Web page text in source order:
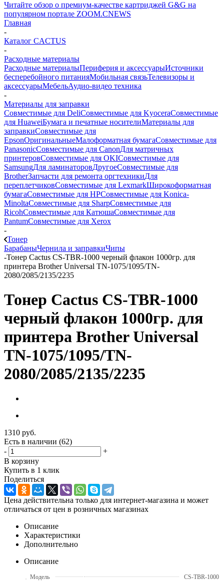
Читайте обзор о премиум-качестве картриджей G&G на
популярном портале ZOOM.CNEWS
Главная
-
Каталог CACTUS
-
Расходные материалы
Расходные материалыПериферия и аксессуарыИсточники
бесперебойного питанияМобильная связьТелевизоры и
аксессуарыМебельАудио-видео техника
-
Материалы для заправки
Совместимые для DeliСовместимые для KyoceraСовместимые
для HuaweiБумага и печатные носителиМатериалы для
заправкиСовместимые для
EpsonОригинальныеМалоформатная бумагаСовместимые для
PanasonicСовместимые для CanonДля матричных
принтеровСовместимые для OKIСовместимые для
SamsungДля ламинаторовДругоеСовместимые для
BrotherЗапчасти для ремонта оргтехникиДля
переплетчиковСовместимые для LexmarkШирокоформатная
бумагаСовместимые для HPСовместимые для Konica-
MinoltaСовместимые для SharpСовместимые для
RicohСовместимые для КатюшаСовместимые для
PantumСовместимые для Xerox
-
Тонер
БарабаныЧернила и заправкиЧипы
-Тонер Cactus CS-TBR-1000 черный флакон 1000гр. для
принтера Brother Universal TN-1075/1095/TN-
2080/2085/2135/2235
Тонер Cactus CS-TBR-1000
черный флакон 1000гр. для
принтера Brother Universal
TN-1075/1095/TN-
2080/2085/2135/2235
1310 руб.
Есть в наличии (62)
-
+
В корзину
Купить в 1 клик
Поделиться
Цена действительна только для интернет-магазина и может
отличаться от цен в розничных магазинах
Описание
Характеристики
Дополнительно
Описание
Модель
CS-TBR-1000